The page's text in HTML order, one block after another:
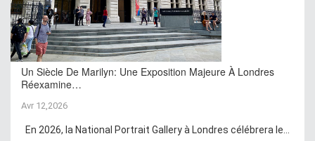
Un Siècle De Marilyn: Une Exposition Majeure À Londres
Réexamine…
Avr 12,2026
En 2026, la National Portrait Gallery à Londres célébrera le...